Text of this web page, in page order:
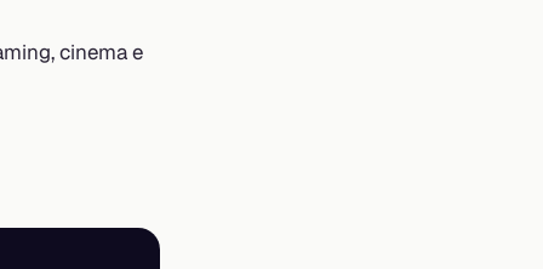
cinema e